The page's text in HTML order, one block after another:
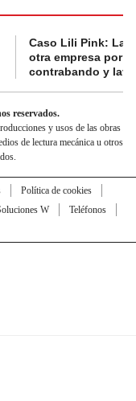
Caso Lili Pink: La
otra empresa por
contrabando y
reservados.
y usos de las obras
de lectura mecánica u otros
Política de cookies
W
Teléfonos